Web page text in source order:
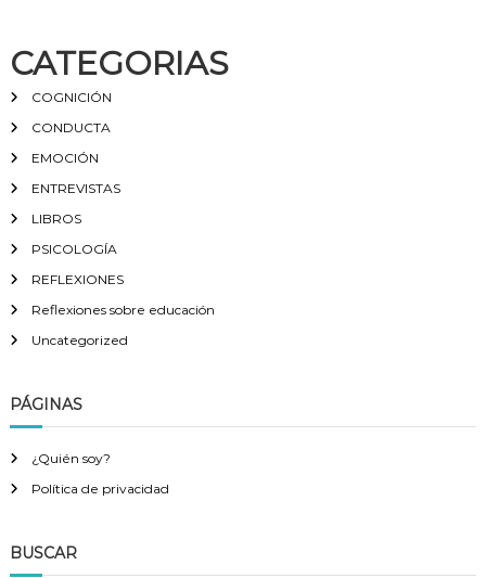
CATEGORIAS
COGNICIÓN
CONDUCTA
EMOCIÓN
ENTREVISTAS
LIBROS
PSICOLOGÍA
REFLEXIONES
Reflexiones sobre educación
Uncategorized
PÁGINAS
¿Quién soy?
Política de privacidad
BUSCAR